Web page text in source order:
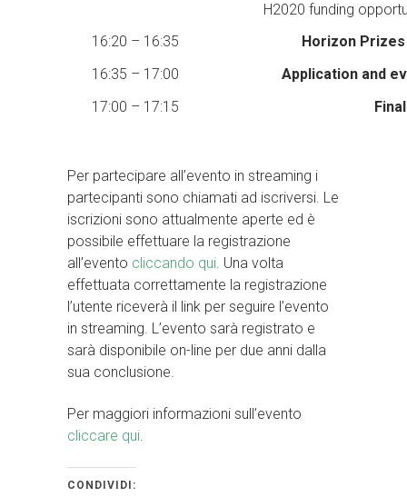
H2020 funding
16:20 – 16:35
Horizon
16:35 – 17:00
Application and
17:00 – 17:15
Per partecipare all’evento in streaming i
partecipanti sono chiamati ad iscriversi. Le
iscrizioni sono attualmente aperte ed è
possibile effettuare la registrazione
all’evento cliccando qui. Una volta
effettuata correttamente la registrazione
l’utente riceverà il link per seguire l’evento
in streaming. L’evento sarà registrato e
sarà disponibile on-line per due anni dalla
sua conclusione.
Per maggiori informazioni sull’evento
cliccare qui.
CONDIVIDI: